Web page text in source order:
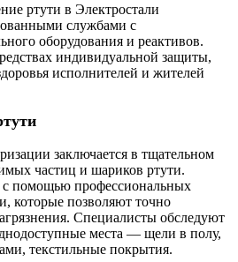
ртути в Электростали
службами с
оборудования и реактивов.
индивидуальной защиты,
исполнителей и жителей
заключается в тщательном
частиц и шариков ртути.
с помощью профессиональных
которые позволяют точно
Специалисты обследуют
места — щели в полу,
текстильные покрытия.